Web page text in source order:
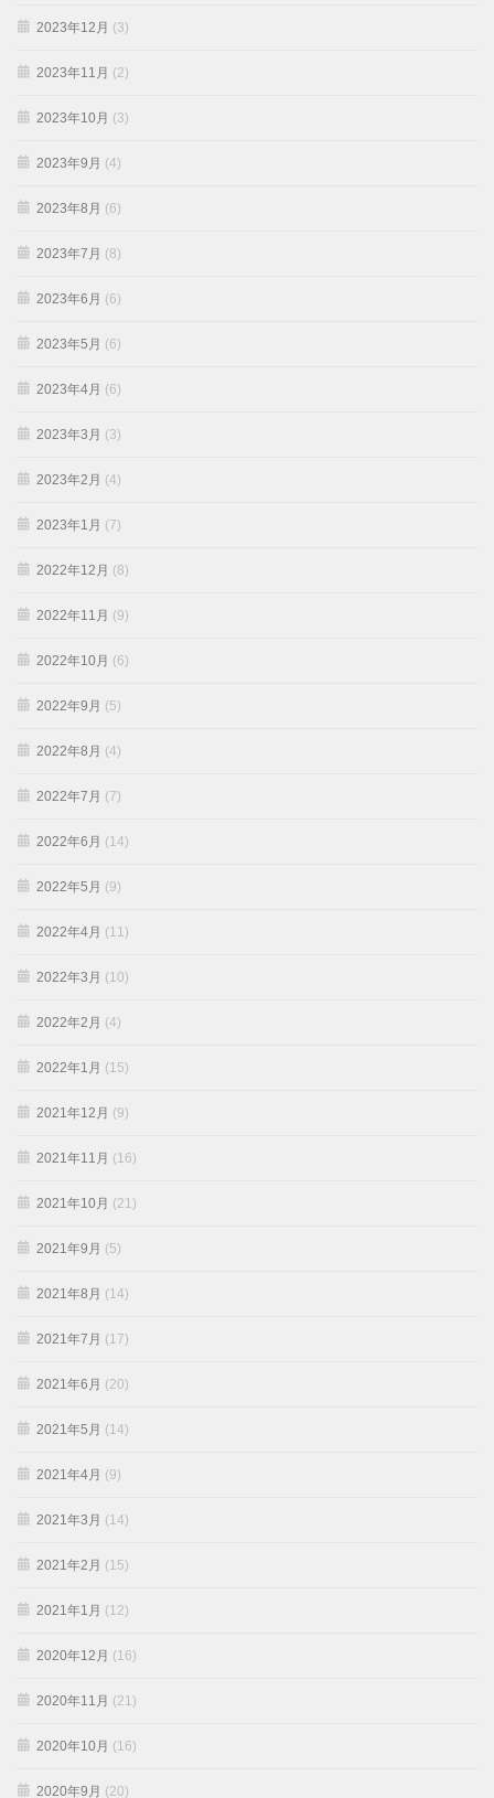
2023年12月 (3)
2023年11月 (2)
2023年10月 (3)
2023年9月 (4)
2023年8月 (6)
2023年7月 (8)
2023年6月 (6)
2023年5月 (6)
2023年4月 (6)
2023年3月 (3)
2023年2月 (4)
2023年1月 (7)
2022年12月 (8)
2022年11月 (9)
2022年10月 (6)
2022年9月 (5)
2022年8月 (4)
2022年7月 (7)
2022年6月 (14)
2022年5月 (9)
2022年4月 (11)
2022年3月 (10)
2022年2月 (4)
2022年1月 (15)
2021年12月 (9)
2021年11月 (16)
2021年10月 (21)
2021年9月 (5)
2021年8月 (14)
2021年7月 (17)
2021年6月 (20)
2021年5月 (14)
2021年4月 (9)
2021年3月 (14)
2021年2月 (15)
2021年1月 (12)
2020年12月 (16)
2020年11月 (21)
2020年10月 (16)
2020年9月 (20)